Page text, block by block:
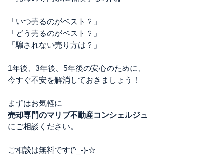
「いつ売るのがベスト？」
「どう売るのがベスト？」
「騙されない売り方は？」
1年後、3年後、5年後の安心のために、
今すぐ不安を解消しておきましょう！
まずはお気軽に
売却専門のマリブ不動産コンシェルジュ
にご相談ください。
ご相談は無料です(^_-)-☆